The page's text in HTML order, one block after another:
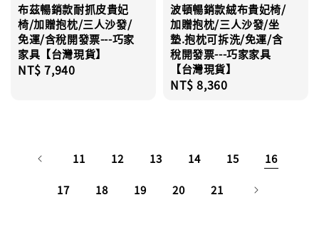
布茲暢銷款耐抓皮貴妃
椅/加贈抱枕/三人沙發/
免運/含稅開發票---巧家
家具【台灣現貨】
Regular
NT$ 7,940
波頓暢銷款絨布貴妃椅/
加贈抱枕/三人沙發/坐
墊.抱枕可拆洗/免運/含
稅開發票---巧家家具
【台灣現貨】
Regular
NT$ 8,360
11 12 13 14 15 16
17 18 19 20 21